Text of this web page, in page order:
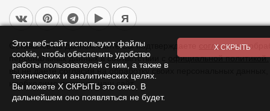
Я
Оставаясь на данном сайте Вы подтверждаете согласиена
персональных данных в соответствии с
официальной политикой.
вы не даете согласия на обработку своих персональных
необходимо покинуть наш сайт.
Этот веб-сайт используют файлы
cookie, чтобы обеспечить удобство
работы пользователей с ним, а также в
технических и аналитических целях.
Вы можете Х СКРЫТЬ это окно. В
дальнейшем оно появляться не будет.